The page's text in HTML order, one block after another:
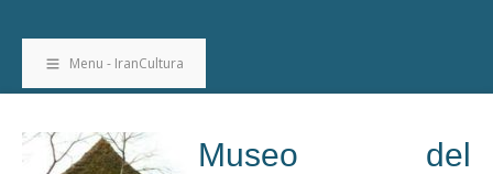
Menu - IranCultura
Museo del